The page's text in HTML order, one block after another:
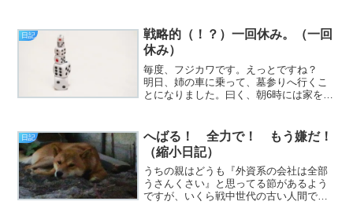
ょうか。今日のエントリは、「ほぼ一日
中、原稿！ 駄犬！！」とか...
日記
戦略的（！？）一回休み。（一回
休み）
毎度、フジカワです。えっとですね？
明日、姉の車に乗って、墓参りへ行くこ
とになりました。曰く、朝6時には家を出
から。ワカると言えばワカるのですが、
そうなってくると、僕は...
日記
へばる！ 全力で！ もう嫌だ！
（縮小日記）
うちの親はどうも『外資系の会社は全部
うさんくさい』と思ってる節があるよう
ですが、いくら戦中世代の古い人間であ